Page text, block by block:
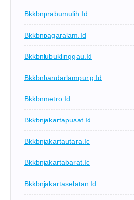
Bkkbnprabumulih.id
Bkkbnpagaralam.id
Bkkbnlubuklinggau.id
Bkkbnbandarlampung.id
Bkkbnmetro.id
Bkkbnjakartapusat.id
Bkkbnjakartautara.id
Bkkbnjakartabarat.id
Bkkbnjakartaselatan.id